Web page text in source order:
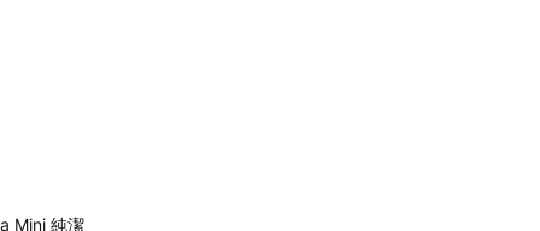
Mini 純潔